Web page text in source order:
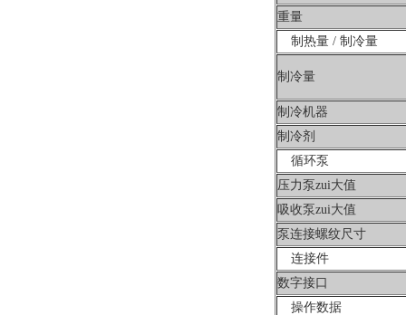
重量
制热量 / 制冷量
制冷量
制冷机器
制冷剂
循环泵
压力泵zui大值
吸收泵zui大值
泵连接螺纹尺寸
连接件
数字接口
操作数据